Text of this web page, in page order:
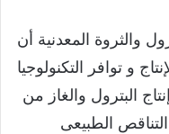
والثروة المعدنية أن
و توافر التكنولوجيا
البترول والغاز من
الطبيعى